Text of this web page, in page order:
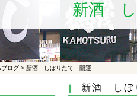
新酒
ログ > 新酒 しぼりたて 開運
新酒 しぼ